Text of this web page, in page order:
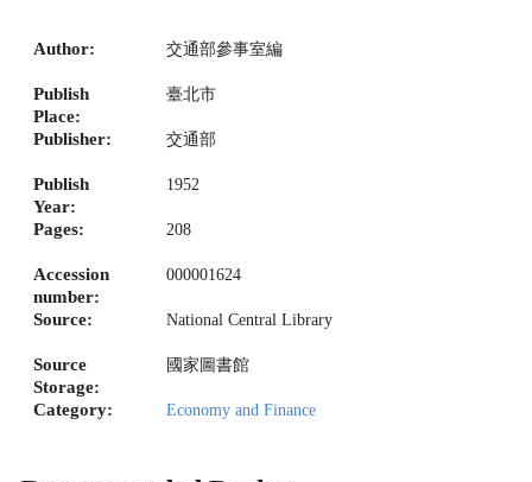
Author: 交通部參事室編
Publish
Place:
臺北市
Publisher: 交通部
Publish
Year:
1952
Pages: 208
Accession
number:
000001624
Source: National Central Library
Source
Storage:
國家圖書館
Category: Economy and Finance